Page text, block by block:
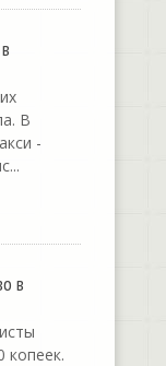
В
-
в
копеек.